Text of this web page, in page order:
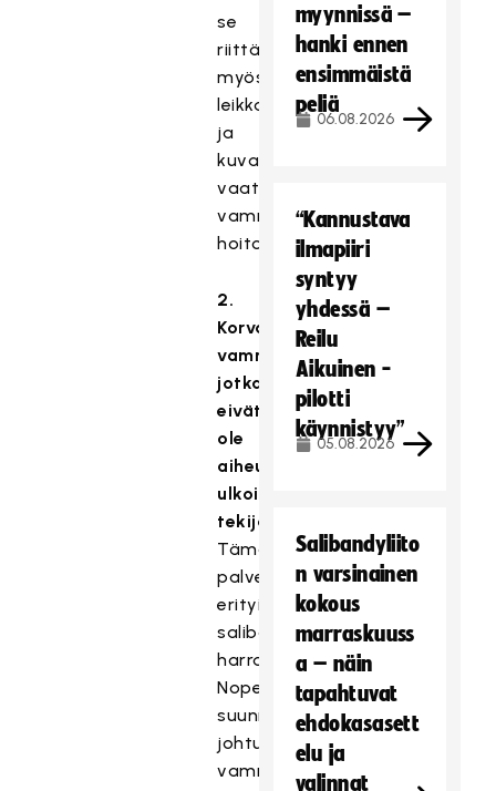
se
riittää
myös
leikkaushoitoa
ja
kuvantamista
vaativien
vammojen
hoitoon.
2.
Korvaa
vammoja,
jotka
eivät
ole
aiheutuneet
ulkoisesta
tekijästä
Tämä
palvelee
erityisesti
salibandyn
harrastajia.
Nopeista
suunnanmuutoksista
johtuvat
vammat
myynnissä –
hanki ennen
ensimmäistä
peliä
06.08.2026
“Kannustava
ilmapiiri
syntyy
yhdessä –
Reilu
Aikuinen -
pilotti
käynnistyy”
05.08.2026
Salibandyliito
n varsinainen
kokous
marraskuuss
a – näin
tapahtuvat
ehdokasasett
elu ja
valinnat